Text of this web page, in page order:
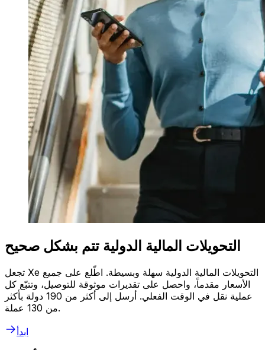
التحويلات المالية الدولية تتم بشكل صحيح
تجعل Xe التحويلات المالية الدولية سهلة وبسيطة. اطّلع على جميع
الأسعار مقدماً، واحصل على تقديرات موثوقة للتوصيل، وتتبّع كل
عملية نقل في الوقت الفعلي. أرسل إلى أكثر من 190 دولة بأكثر
من 130 عملة.
ابدأ